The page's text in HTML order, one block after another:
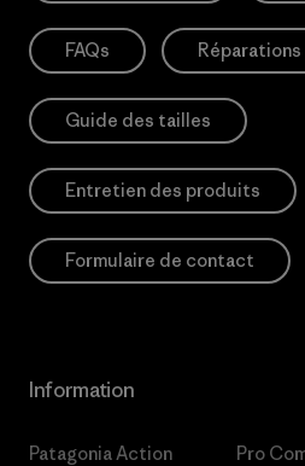
FAQs Réparations
Guide des tailles
Entretien des produits
Formulaire de contact
Information
Patagonia Action
Pro